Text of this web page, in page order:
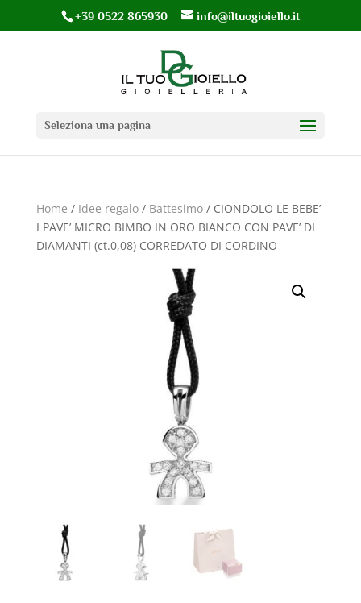
+39 0522 865930 info@iltuogioiello.it
Seleziona una pagina
Home / Idee regalo/ Battesimo/ CIONDOLO LE BEBE’
I PAVE’ MICRO BIMBO IN ORO BIANCO CON PAVE’ DI
DIAMANTI (ct.0,08) CORREDATO DI CORDINO